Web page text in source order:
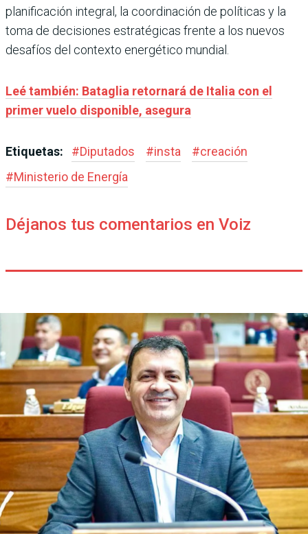
planificación integral, la coordinación de políticas y la
toma de decisiones estratégicas frente a los nuevos
desafíos del contexto energético mundial.
Leé también: Bataglia retornará de Italia con el
primer vuelo disponible, asegura
Etiquetas: #Diputados #insta #creación
#Ministerio de Energía
Déjanos tus comentarios en Voiz